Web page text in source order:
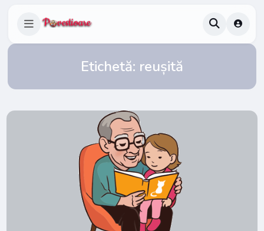
Etichetă: reușită